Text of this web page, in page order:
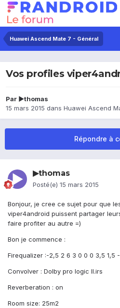
Huawei Ascend Mate 7 - Général
Vos profiles
Par ▶thomas
15 mars 2015 dans Huawei Ascend
Répondre à
▶thomas
Posté(e) 15 mars 2015
Bonjour, je cree ce sujet pour que
viper4android puissent partager
faire profiter au autre =)
Bon je commence :
Firequalizer :-2,5 2 6 3 0 0 0 3,5 1,5
Convolver : Dolby pro logic ll.irs
Reverberation : on
Room size: 25m2